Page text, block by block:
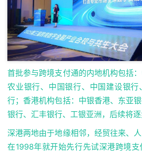
首批参与跨境支付通的内地机构包括
农业银行、中国银行、中国建设银行
行；香港机构包括：中银香港、东亚
银行、汇丰银行、工银亚洲，后续将逐
深港两地由于地缘相邻，经贸往来、
在1998年就开始先行先试深港跨境